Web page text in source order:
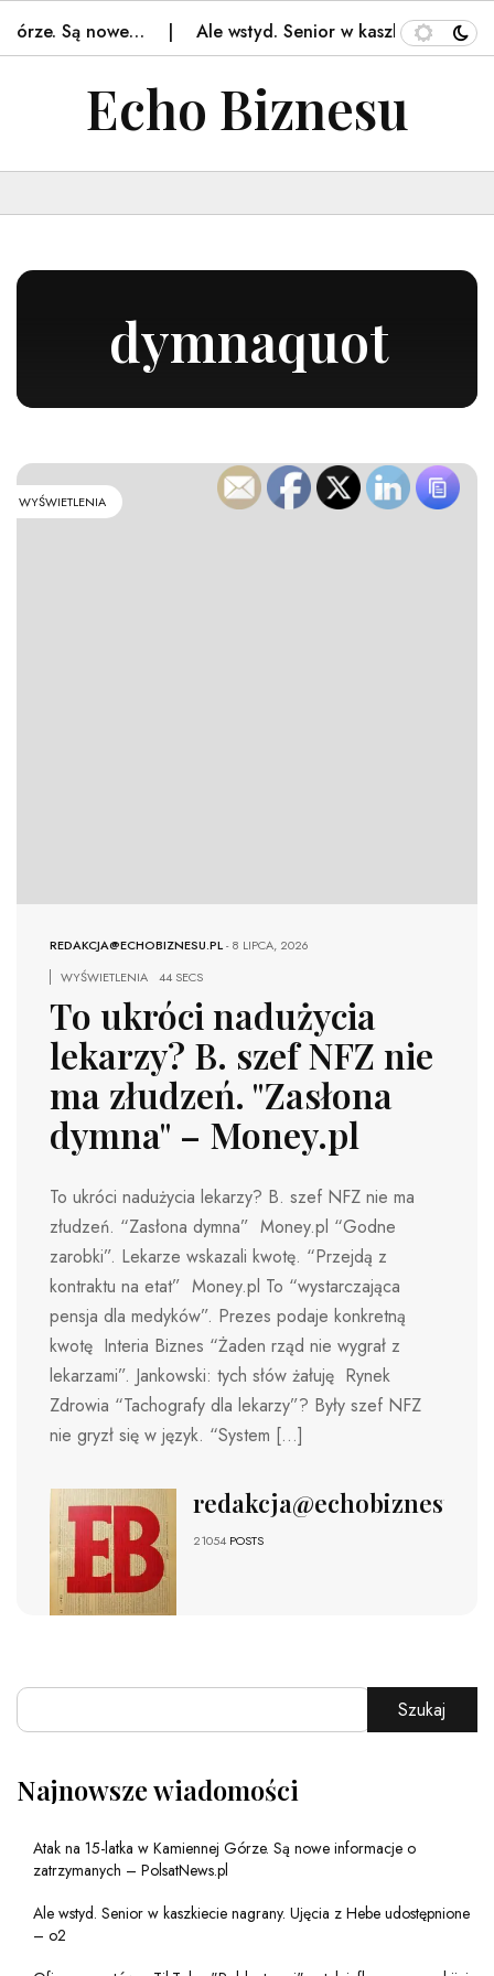
Są nowe… Ale wstyd. Senior w kaszkiecie
Echo Biznesu
dymnaquot
WYŚWIETLENIA
REDAKCJA@ECHOBIZNESU.PL-8 LIPCA, 2026
WYŚWIETLENIA
44 SECS
To ukróci nadużycia
lekarzy? B. szef NFZ nie
ma złudzeń. "Zasłona
dymna" – Money.pl
To ukróci nadużycia lekarzy? B. szef NFZ nie ma
złudzeń. “Zasłona dymna” Money.pl “Godne
zarobki”. Lekarze wskazali kwotę. “Przejdą z
kontraktu na etat” Money.pl To “wystarczająca
pensja dla medyków”. Prezes podaje konkretną
kwotę Interia Biznes “Żaden rząd nie wygrał z
lekarzami”. Jankowski: tych słów żałuję Rynek
Zdrowia “Tachografy dla lekarzy”? Były szef NFZ
nie gryzł się w język. “System […]
redakcja@echobiznesu.pl
21054 POSTS
Szukaj
Najnowsze wiadomości
Atak na 15-latka w Kamiennej Górze. Są nowe informacje o
zatrzymanych – PolsatNews.pl
Ale wstyd. Senior w kaszkiecie nagrany. Ujęcia z Hebe udostępnione
– o2